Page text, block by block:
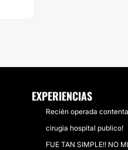
EXPERIENCIAS
Recién operada contenta
cirugia hospital publico!
FUE TAN SIMPLE!! NO